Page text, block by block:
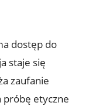
dostęp do
staje się
zaufanie
próbę etyczne